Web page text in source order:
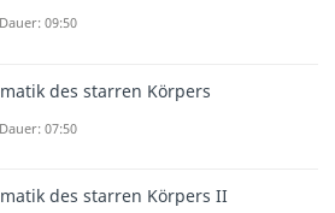
09:50
des starren Körpers
07:50
des starren Körpers II